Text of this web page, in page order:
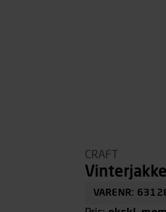
CRAFT
VARENR: